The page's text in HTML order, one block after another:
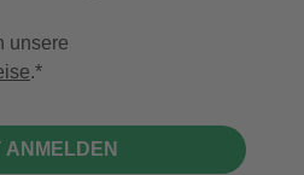
unsere
.
ANMELDEN